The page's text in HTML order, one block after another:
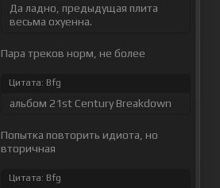
Да ладно, предыдущая плита
весьма охуенна.
Пара треков норм, не более
Цитата: Bfg
альбом 21st Century Breakdown
Попытка повторить идиота, но
вторичная
Цитата: Bfg